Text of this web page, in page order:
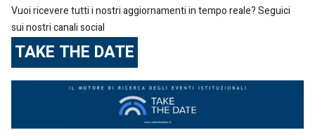
Vuoi ricevere tutti i nostri aggiornamenti in tempo reale? Seguici
sui nostri canali social
TAKE THE DATE